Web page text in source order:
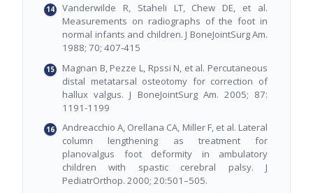
Vanderwilde R, Staheli LT, Chew DE, et al.
Measurements on radiographs of the foot in
normal infants and children. J BoneJointSurg Am.
1988; 70; 407-415
Magnan B, Pezze L, Rpssi N, et al. Percutaneous
distal metatarsal osteotomy for correction of
hallux valgus. J BoneJointSurg Am. 2005; 87:
1191-1199
Andreacchio A, Orellana CA, Miller F, et al. Lateral
column lengthening as treatment for
planovalgus foot deformity in ambulatory
children with spastic cerebral palsy. J
PediatrOrthop. 2000; 20:501–505.